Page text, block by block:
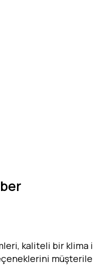
kaliteli bir